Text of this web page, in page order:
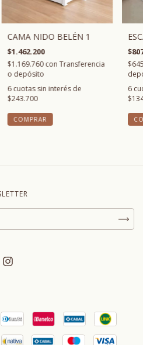
CAMA NIDO BELÉN 1
$1.462.200
$1.169.760con Transferencia
o depósito
6cuotas sin interés de
$243.700
COMPRAR
6